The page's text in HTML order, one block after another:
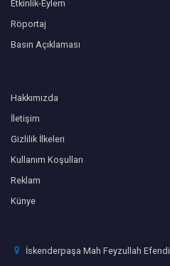
Etkinlik-Eylem
Röportaj
Basın Açıklaması
Hakkımızda
İletişim
Gizlilik İlkeleri
Kullanım Koşulları
Reklam
Künye
İskenderpaşa Mah Feyzullah